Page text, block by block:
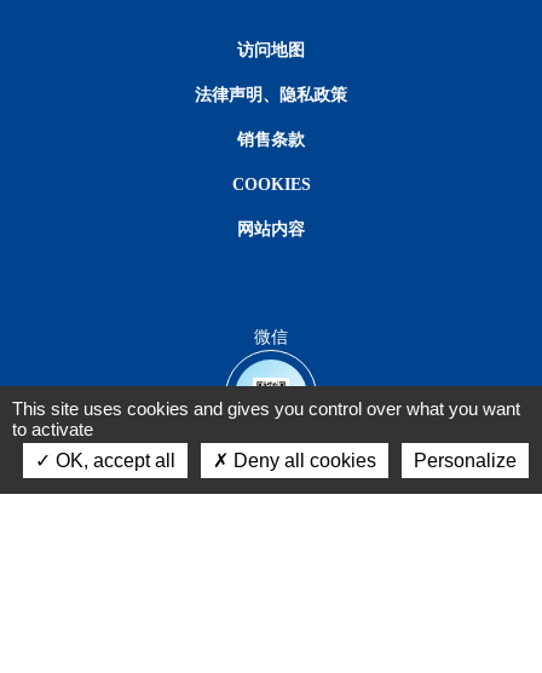
访问地图
法律声明、隐私政策
销售条款
COOKIES
网站内容
微信
联系我们
This site uses cookies and gives you control over what you want
to activate
OK, accept all
Deny all cookies Personalize